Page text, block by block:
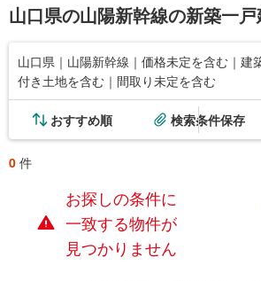
山口県の山陽新幹線の新築一
山口県｜山陽新幹線｜価格未定を含む｜建
付き土地を含む｜間取り未定を含む
おすすめ順 検索条件保存
0 件
お探しの条件に
一致する物件が
見つかりません